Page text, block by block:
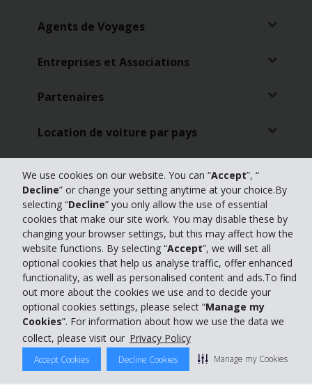
We use cookies on our website. You can “Accept”, “
Decline” or change your setting anytime at your choice.By
selecting “Decline” you only allow the use of essential
cookies that make our site work. You may disable these by
changing your browser settings, but this may affect how the
website functions. By selecting “Accept”, we will set all
optional cookies that help us analyse traffic, offer enhanced
functionality, as well as personalised content and ads.To find
out more about the cookies we use and to decide your
optional cookies settings, please select “Manage my
Cookies”. For information about how we use the data we
collect, please visit our Privacy Policy
Accept Cookies Decline Cookies Manage my Cookies
Agents de Voyages
Entreprises et Associations
Partenaires
Location de voiture par pays
Location de voiture à l'aéroport
Nos produits phares
Bons Plans
Location d'utilitaire
Location de voiture en ville